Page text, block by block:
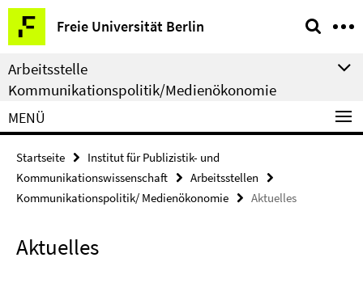
Springe
direkt
zu
Inhalt
Freie Universität Berlin
Service-
Navigation
Arbeitsstelle
Kommunikationspolitik/Medienökonomie
MENÜ
Startseite
Institut für Publizistik- und
Kommunikationswissenschaft
Arbeitsstellen
Kommunikationspolitik/ Medienökonomie
Aktuelles
Aktuelles